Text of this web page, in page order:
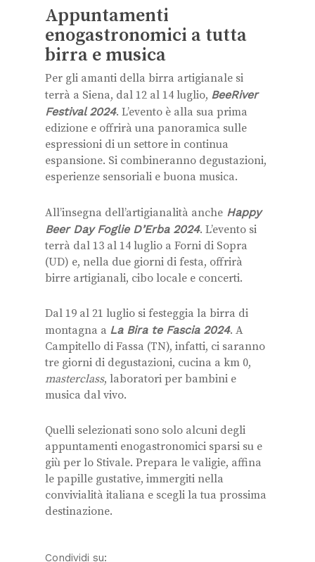
Appuntamenti
enogastronomici a tutta
birra e musica
Per gli amanti della birra artigianale si
terrà a Siena, dal 12 al 14 luglio, BeeRiver
Festival 2024. L’evento è alla sua prima
edizione e offrirà una panoramica sulle
espressioni di un settore in continua
espansione. Si combineranno degustazioni,
esperienze sensoriali e buona musica.
All’insegna dell’artigianalità anche Happy
Beer Day Foglie D’Erba 2024. L’evento si
terrà dal 13 al 14 luglio a Forni di Sopra
(UD) e, nella due giorni di festa, offrirà
birre artigianali, cibo locale e concerti.
Dal 19 al 21 luglio si festeggia la birra di
montagna a La Bira te Fascia 2024. A
Campitello di Fassa (TN), infatti, ci saranno
tre giorni di degustazioni, cucina a km 0,
masterclass, laboratori per bambini e
musica dal vivo.
Quelli selezionati sono solo alcuni degli
appuntamenti enogastronomici sparsi su e
giù per lo Stivale. Prepara le valigie, affina
le papille gustative, immergiti nella
convivialità italiana e scegli la tua prossima
destinazione.
Condividi su: